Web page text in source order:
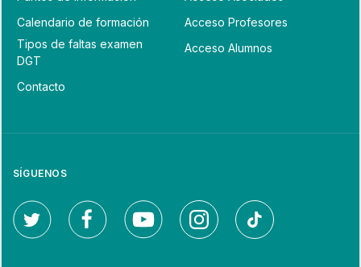
Calendario de formación
Tipos de faltas examen
DGT
Contacto
Acceso Profesores
Acceso Alumnos
SÍGUENOS